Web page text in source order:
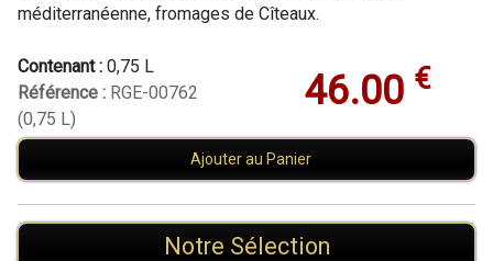
méditerranéenne, fromages de Cîteaux.
Contenant : 0,75 L
Référence : RGE-00762
(0,75 L)
46.00 €
Ajouter au Panier
Notre Sélection